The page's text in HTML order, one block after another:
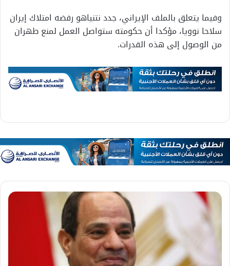
وفيما يتعلق بالملف الإيراني، جدد نتنياهو رفضه امتلاك إيران
سلاحا نوويا، مؤكدا أن حكومته ستواصل العمل لمنع طهران
من الوصول إلى هذه القدرات.